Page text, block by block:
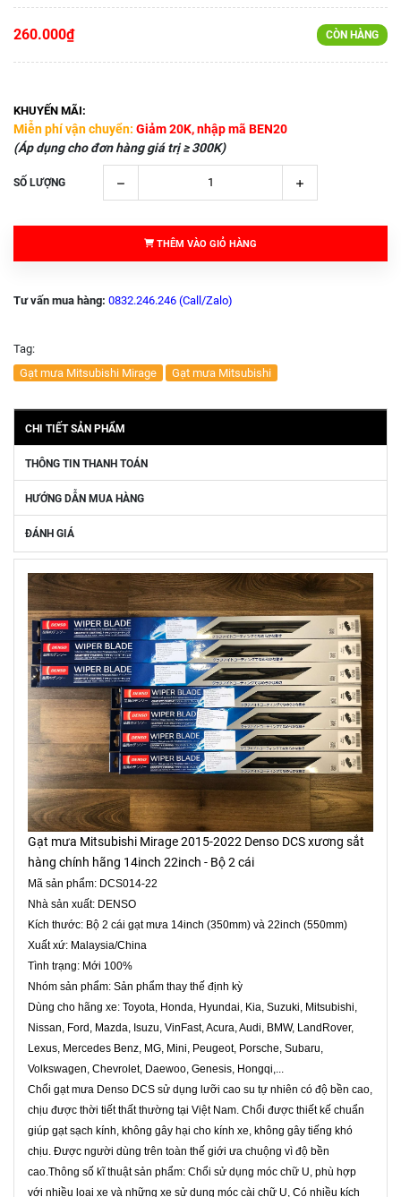
260.000₫ CÒN HÀNG
KHUYẾN MÃI:
Miễn phí vận chuyển: Giảm 20K, nhập mã BEN20
(Áp dụng cho đơn hàng giá trị ≥ 300K)
SỐ LƯỢNG
THÊM VÀO GIỎ HÀNG
Tư vấn mua hàng: 0832.246.246 (Call/Zalo)
Tag:
Gạt mưa Mitsubishi Mirage
Gạt mưa Mitsubishi
CHI TIẾT SẢN PHẨM
THÔNG TIN THANH TOÁN
HƯỚNG DẪN MUA HÀNG
ĐÁNH GIÁ
Gạt mưa Mitsubishi Mirage 2015-2022 Denso DCS xương sắt
hàng chính hãng 14inch 22inch - Bộ 2 cái
Mã sản phẩm: DCS014-22
Nhà sản xuất: DENSO
Kích thước: Bộ 2 cái gạt mưa 14inch (350mm) và 22inch (550mm)
Xuất xứ: Malaysia/China
Tình trạng: Mới 100%
Nhóm sản phẩm: Sản phẩm thay thế định kỳ
Dùng cho hãng xe: Toyota, Honda, Hyundai, Kia, Suzuki, Mitsubishi,
Nissan, Ford, Mazda, Isuzu, VinFast, Acura, Audi, BMW, LandRover,
Lexus, Mercedes Benz, MG, Mini, Peugeot, Porsche, Subaru,
Volkswagen, Chevrolet, Daewoo, Genesis, Hongqi,...
Chổi gạt mưa Denso DCS sử dụng lưỡi cao su tự nhiên có độ bền cao,
chịu được thời tiết thất thường tại Việt Nam. Chổi được thiết kế chuẩn
giúp gạt sạch kính, không gây hại cho kính xe, không gây tiếng khó
chịu. Được người dùng trên toàn thế giới ưa chuộng vì độ bền
cao.Thông số kĩ thuật sản phẩm: Chổi sử dụng móc chữ U, phù hợp
với nhiều loại xe và những xe sử dụng móc cài chữ U, Có nhiều kích